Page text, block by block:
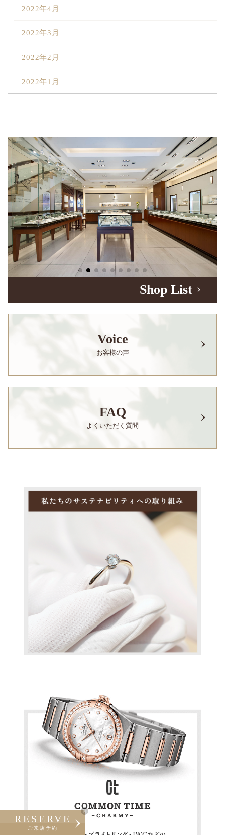
RESERVE
ご来店予約
2022年4月
2022年3月
2022年2月
2022年1月
Shop List
Voice
お客様の声
FAQ
よくいただく質問